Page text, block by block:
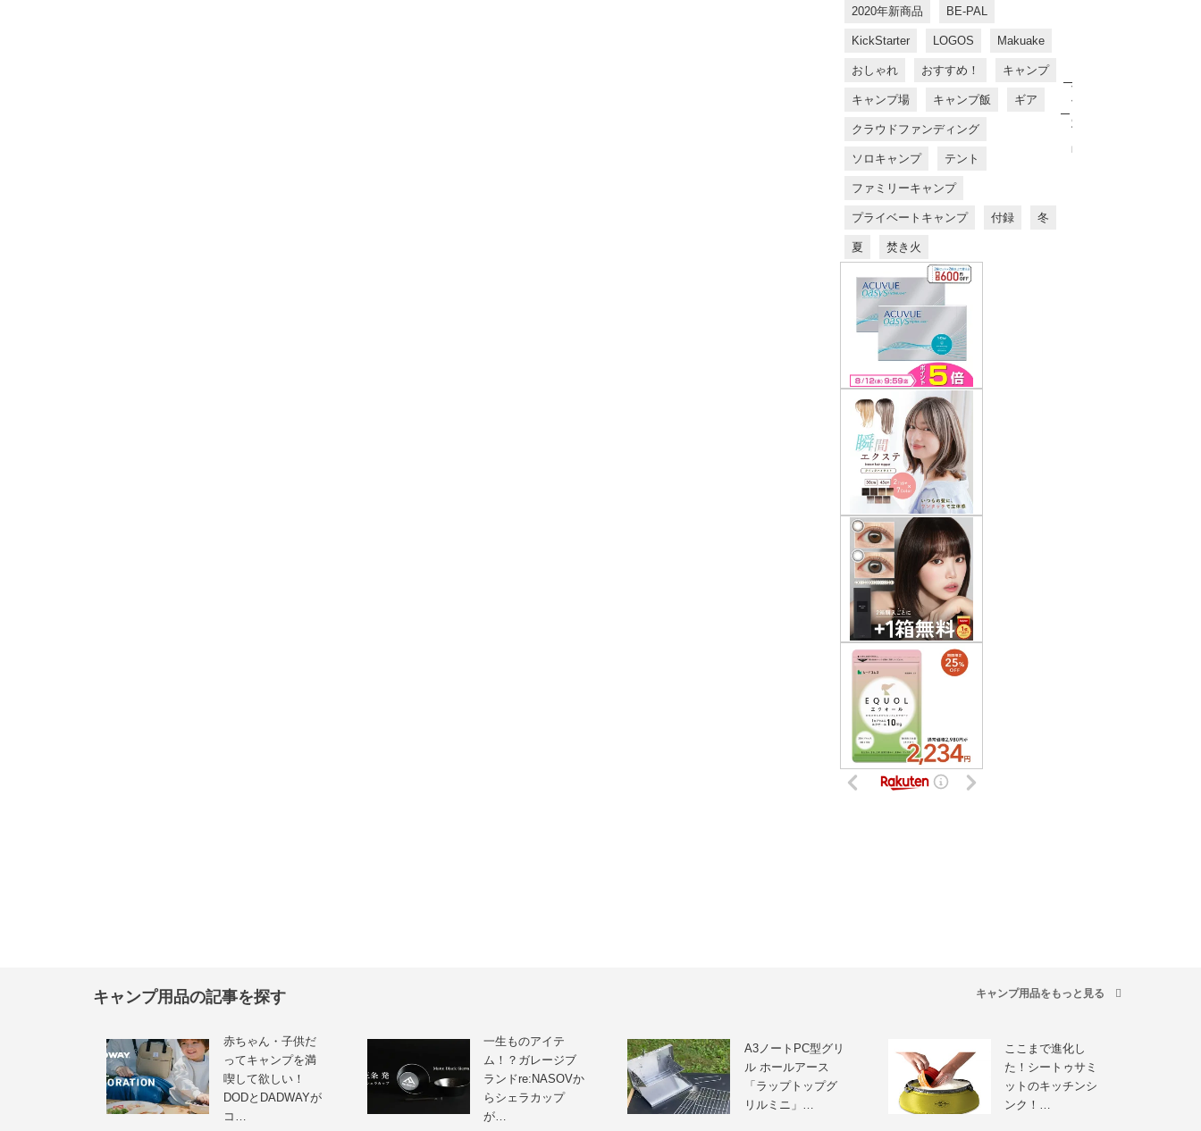
2020年新商品 BE-PAL
KickStarter LOGOS Makuake
おしゃれ おすすめ！ キャンプ
キャンプ場 キャンプ飯 ギア
クラウドファンディング
ソロキャンプ テント
ファミリーキャンプ
プライベートキャンプ 付録 冬
夏 焚き火
す
す
め
商
品
キャンプ用品の記事を探す キャンプ用品をもっと見る
赤ちゃん・子供だ
ってキャンプを満
喫して欲しい！
DODとDADWAYが
コ…
一生ものアイテ
ム！？ガレージブ
ランドre:NASOVか
らシェラカップ
が…
A3ノートPC型グリ
ル ホールアース
「ラップトップグ
リルミニ」…
ここまで進化し
た！シートゥサミ
ットのキッチンシ
ンク！…